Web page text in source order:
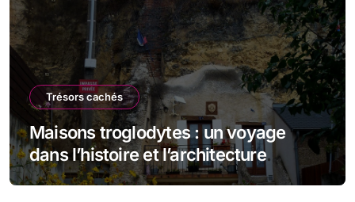
Trésors cachés
Maisons troglodytes : un voyage
dans l’histoire et l’architecture
souterraine